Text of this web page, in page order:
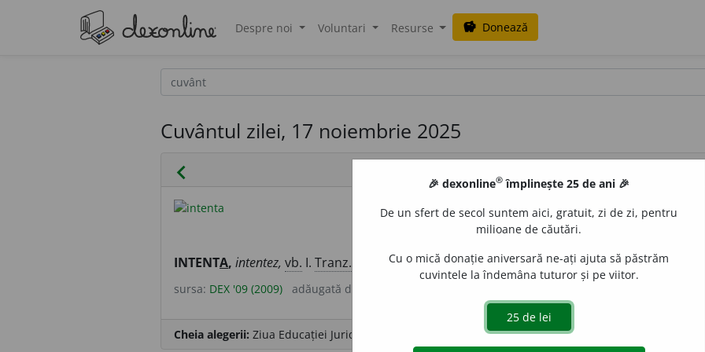
Despre noi Voluntari Resurse savings Donează
Cuvântul zilei, 17 noiembrie 2025
chevron_left
INTENTA, intentez, vb. I. Tranz. A introduce, a porni o acțiune (juridică). – Din fr. intenter.
sursa: DEX '09 (2009) adăugată de
Cheia alegerii: Ziua Educației Juridice în România.
🎉 dexonline® împlinește 25 de ani 🎉
De un sfert de secol suntem aici, gratuit, zi de zi, pentru
milioane de căutări.
Cu o mică donație aniversară ne-ați ajuta să păstrăm
cuvintele la îndemâna tuturor și pe viitor.